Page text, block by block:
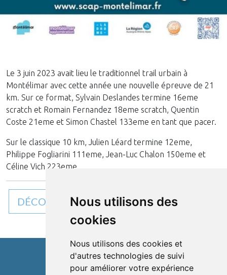
Nous utilisons des
cookies
Nous utilisons des cookies et
d'autres technologies de suivi
pour améliorer votre expérience
Le 3 juin 2023 avait lieu le traditionnel trail urbain à
Montélimar avec cette année une nouvelle épreuve de 21
km. Sur ce format, Sylvain Deslandes termine 16eme
scratch et Romain Fernandez 18eme scratch, Quentin
Coste 21eme et Simon Chastel 133eme en tant que pacer.
Sur le classique 10 km, Julien Léard termine 12eme,
Philippe Fogliarini 111eme, Jean-Luc Chalon 150eme et
Céline Vich 223eme.
DÉCOUVREZ TOUTES NOS ACTUALITÉS
Cléon d'Andran